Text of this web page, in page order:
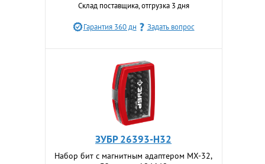
Склад поставщика, отгрузка 3 дня
Гарантия 360 дн Задать вопрос
ЗУБР 26393-H32
Набор бит с магнитным адаптером МХ-32,